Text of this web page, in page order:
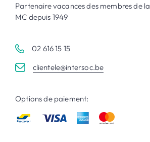
Partenaire vacances des membres de la
MC depuis 1949
02 616 15 15
clientele@intersoc.be
Options de paiement: